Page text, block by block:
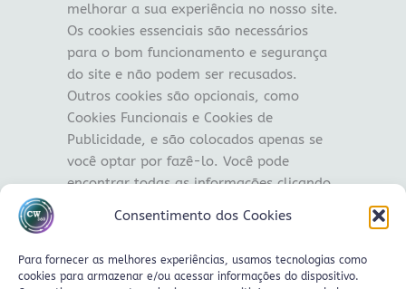
Consentimento dos Cookies
Para fornecer as melhores experiências, usamos tecnologias como
cookies para armazenar e/ou acessar informações do dispositivo.
melhorar a sua experiência no nosso site.
Os cookies essenciais são necessários
para o bom funcionamento e segurança
do site e não podem ser recusados.
Outros cookies são opcionais, como
Cookies Funcionais e Cookies de
Publicidade, e são colocados apenas se
você optar por fazê-lo. Você pode
encontrar todas as informações clicando